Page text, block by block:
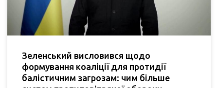
Зеленський висловився щодо
формування коаліції для протидії
балістичним загрозам: чим більше